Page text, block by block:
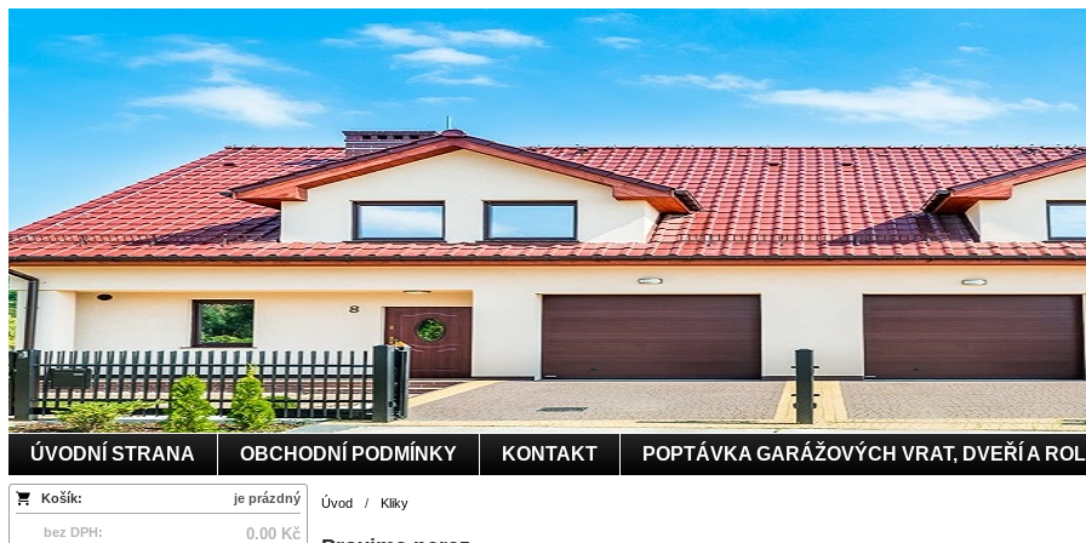
ÚVODNÍ STRANA OBCHODNÍ PODMÍNKY KONTAKT POPTÁVKA GARÁŽOVÝCH VRAT, DVEŘÍ A
Košík: je prázdný
bez DPH: 0.00 Kč
Úvod / Kliky